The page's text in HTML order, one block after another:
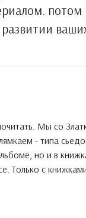
потом
Мы со
- типа
но и в
Только с